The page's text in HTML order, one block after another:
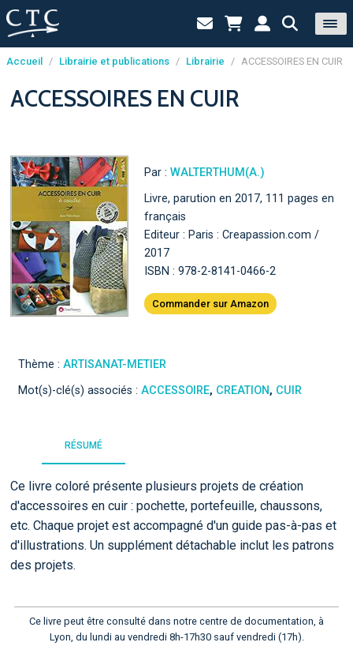
Panneau de gestion des cookies
Accueil / Librairie et publications / Librairie / ACCESSOIRES EN CUIR
ACCESSOIRES EN CUIR
Par : WALTERTHUM(A.)
Livre, parution en 2017, 111 pages en
français
Editeur : Paris : Creapassion.com /
2017
ISBN : 978-2-8141-0466-2
Commander sur Amazon
Thème : ARTISANAT-METIER
Mot(s)-clé(s) associés : ACCESSOIRE, CREATION, CUIR
RÉSUMÉ
Ce livre coloré présente plusieurs projets de création
d'accessoires en cuir : pochette, portefeuille, chaussons,
etc. Chaque projet est accompagné d'un guide pas-à-pas et
d'illustrations. Un supplément détachable inclut les patrons
des projets.
Ce livre peut être consulté dans notre centre de documentation, à
Lyon, du lundi au vendredi 8h-17h30 sauf vendredi (17h).